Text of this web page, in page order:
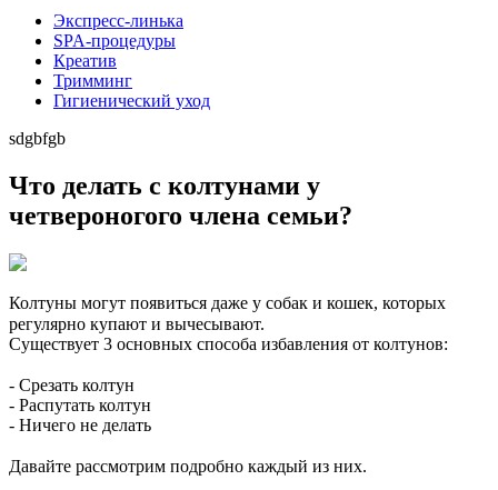
Экспресс-линька
SPA-процедуры
Креатив
Тримминг
Гигиенический уход
sdgbfgb
Что делать с колтунами у
четвероногого члена семьи?
Колтуны могут появиться даже у собак и кошек, которых
регулярно купают и вычесывают. ⠀
Существует 3 основных способа избавления от колтунов:
- Срезать колтун
- Распутать колтун
- Ничего не делать
Давайте рассмотрим подробно каждый из них.